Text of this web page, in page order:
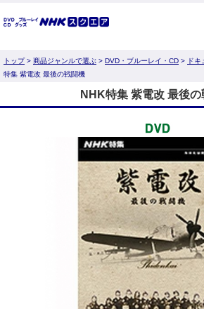
トップ> 商品ジャンルで選ぶ > DVD・ブルーレイ・CD > ドキ
特集 紫電改 最後の戦闘機
NHK特集 紫電改 最後の